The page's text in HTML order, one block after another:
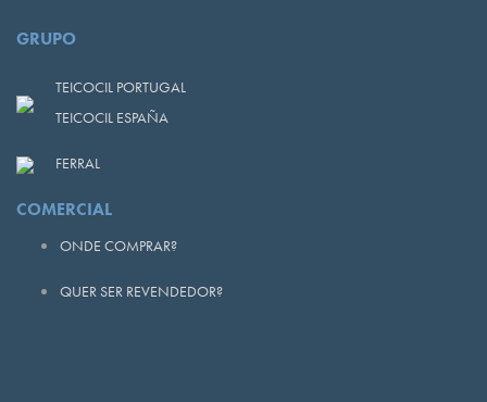
GRUPO
TEICOCIL PORTUGAL
TEICOCIL ESPAÑA
FERRAL
COMERCIAL
ONDE COMPRAR?
QUER SER REVENDEDOR?